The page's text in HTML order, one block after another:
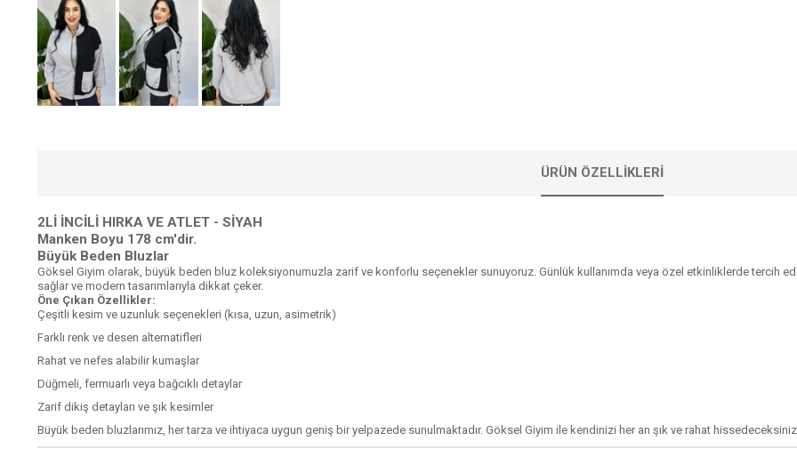
ÜRÜN ÖZELLIKLERI
2Lİ İNCİLİ HIRKA VE ATLET - SİYAH
Manken Boyu 178 cm'dir.
Büyük Beden Bluzlar
Göksel Giyim olarak, büyük beden bluz koleksiyonumuzla zarif ve konforlu seçenekler sunuyoruz. Günlük kullanımda veya özel etkinliklerde tercih
sağlar ve modern tasarımlarıyla dikkat çeker.
Öne Çıkan Özellikler:
Çeşitli kesim ve uzunluk seçenekleri (kısa, uzun, asimetrik)
Farklı renk ve desen alternatifleri
Rahat ve nefes alabilir kumaşlar
Düğmeli, fermuarlı veya bağcıklı detaylar
Zarif dikiş detayları ve şık kesimler
Büyük beden bluzlarımız, her tarza ve ihtiyaca uygun geniş bir yelpazede sunulmaktadır. Göksel Giyim ile kendinizi her an şık ve rahat